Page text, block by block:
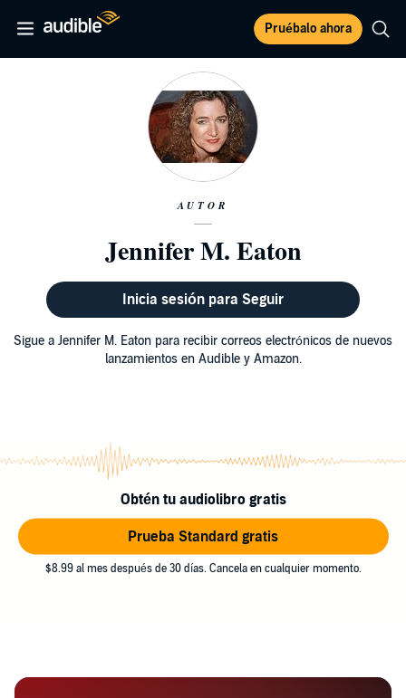
Pruébalo ahora
AUTOR
Jennifer M. Eaton
Inicia sesión para Seguir
Sigue a Jennifer M. Eaton para recibir correos electrónicos de nuevos
lanzamientos en Audible y Amazon.
Obtén tu audiolibro gratis
Prueba Standard gratis
$8.99 al mes después de 30 días. Cancela en cualquier momento.